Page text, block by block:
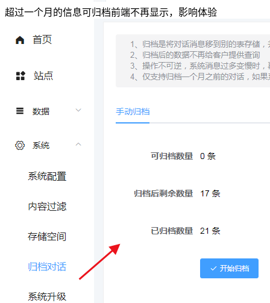
超过一个月的信息可归档前端不再显示，影响体验